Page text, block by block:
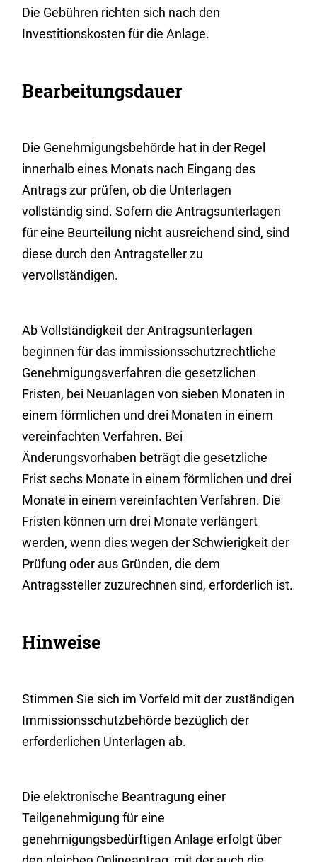
Die Gebühren richten sich nach den
Investitionskosten für die Anlage.
Bearbeitungsdauer
Die Genehmigungsbehörde hat in der Regel
innerhalb eines Monats nach Eingang des
Antrags zur prüfen, ob die Unterlagen
vollständig sind. Sofern die Antragsunterlagen
für eine Beurteilung nicht ausreichend sind, sind
diese durch den Antragsteller zu
vervollständigen.
Ab Vollständigkeit der Antragsunterlagen
beginnen für das immissionsschutzrechtliche
Genehmigungsverfahren die gesetzlichen
Fristen, bei Neuanlagen von sieben Monaten in
einem förmlichen und drei Monaten in einem
vereinfachten Verfahren. Bei
Änderungsvorhaben beträgt die gesetzliche
Frist sechs Monate in einem förmlichen und drei
Monate in einem vereinfachten Verfahren. Die
Fristen können um drei Monate verlängert
werden, wenn dies wegen der Schwierigkeit der
Prüfung oder aus Gründen, die dem
Antragssteller zuzurechnen sind, erforderlich ist.
Hinweise
Stimmen Sie sich im Vorfeld mit der zuständigen
Immissionsschutzbehörde bezüglich der
erforderlichen Unterlagen ab.
Die elektronische Beantragung einer
Teilgenehmigung für eine
genehmigungsbedürftigen Anlage erfolgt über